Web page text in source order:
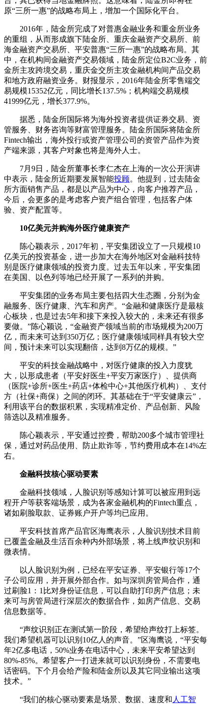
原“三所一惠”的战略布局上，增加一个国际化平台。
2016年，陆金所完成了对普惠金融业务和重金所业务
的重组，从而形成旗下陆金所、重庆金融资产交易所、前
海金融资产交易所、平安普惠“三所一惠”的战略布局。其
中，在机构间金融资产交易领域，陆金所定位B2C业务，前
金所主攻跨境交易，重庆金交所主攻金融机构间产品交易
和地方政府融资业务。财报显示，2016年陆金所零售端交
易规模15352亿元，同比增长137.5%；机构端交易规模
41999亿元，增长377.9%。
据悉，陆金所国际将为海外投资者提供证券交易、资
管服务、财务咨询等财富管理服务。陆金所国际将陆金所
Fintech输出，海外投行或资产管理公司的资管产品作为资
产端来源，其客户对象也将是海外人士。
7月9日，陆金所董事长李仁杰在上海的一次公开演讲
中表示，陆金所近期要发展智能投顾。他提到，过去陆金
所方面销售产品，都是以产品为中心，向客户推荐产品，
今后，会更多的是考虑客户资产组合管理，包括客户体
验、资产配置等。
10亿美元并购海外医疗健康资产
陈心颖表示，2017年初，平安集团设立了一只规模10
亿美元的投资基金，进一步加大在海外地区对金融科技特
别是医疗健康领域的投资力度。过去五年以来，平安集团
在美国、以色列等地已经开展了一系列的并购。
平安集团的业务布局主要包括四大生态圈，分别为金
融服务、医疗健康、汽车和房产。“金融和健康医疗是最核
心板块，也是过去5年和接下来投入较大的，未来还有很多
要做。”陈心颖说，“金融资产领域当前的市场规模为200万
亿，而未来可达到350万亿；医疗健康领域同样具有较大空
间，预计未来可以实现翻倍，达到8万亿的规模。”
平安的科技金融战略中，对医疗健康的投入力度犹
大，以形成患者（平安好医生+平安万家医疗）、提供商
（医院+诊所+医生+药店+体检中心+其他医疗机构）、支付
方（社保+商保）之间的闭环。其基础在于“平安健康云”，
利用该平台的数据积累，实现精准定价、产品创新、风险
筛选以及精准服务。
陈心颖表示，平安通过控费，帮助200多个城市管理社
保，通过对药品使用、防止欺诈等，节约费用成本在14%左
右。
金融科技核心驱动要素
金融科技领域，人脸识别等感知计算可以被应用到远
程开户等获客端场景，成为各家金融机构的Fintech重点，
诸如刷脸取款、证券账户开户等均已应用。
平安科技首席产品官区海鹰表示，人脸识别技术目前
已覆盖金融及生活百余种内外部场景，将上线声纹识别和
微表情。
以人脸识别为例，已经在平安证券、平安银行等17个
子公司应用，并开展外部合作。如与深圳房管局合作，通
过刷脸1：1比对身份证信息，可以自助打印房产信息；未
来可与房管局进行深层次的数据合作，如房产信息、交易
信息数据等。
“声纹识别正在测试第一阶段，希望给声纹打上标签。
我们希望机器可以识别10亿人的声音。”区海鹰说，“平安每
年2亿多电话，50%业务在电话中心，未来平安希望达到
80%-85%。希望客户一打进来就可以识别身份，不需要电
话密码。下个月会给产险和陆金所以及其它同业输出这项
技术。”
“我们的核心驱动要素是场景、数据、速度和 人工智